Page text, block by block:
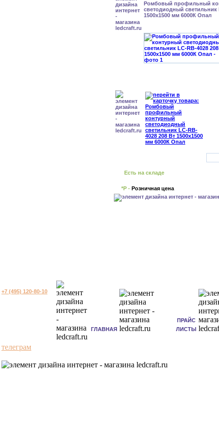
Ромбовый профильный
светодиодный светильник
1500x1500 мм 6000К Опал
Есть на складе
*Р - Розничная цена
+7 (495) 120-80-10
ГЛАВНАЯ
ПРАЙС
ЛИСТЫ
телеграм